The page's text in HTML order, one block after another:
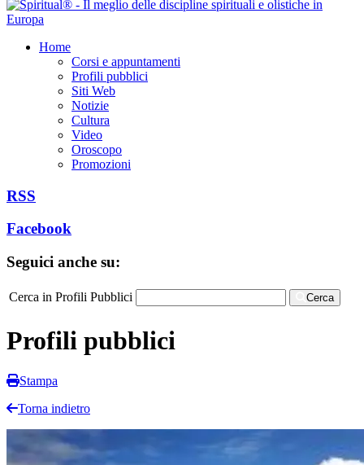
Home
Corsi e appuntamenti
Profili pubblici
Siti Web
Notizie
Cultura
Video
Oroscopo
Promozioni
RSS
Facebook
Seguici anche su:
Cerca in Profili Pubblici Cerca
Profili pubblici
Stampa
Torna indietro